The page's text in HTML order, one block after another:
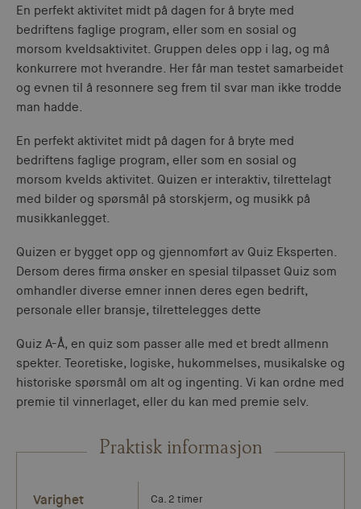
En perfekt aktivitet midt på dagen for å bryte med
bedriftens faglige program, eller som en sosial og
morsom kveldsaktivitet. Gruppen deles opp i lag, og må
konkurrere mot hverandre. Her får man testet samarbeidet
og evnen til å resonnere seg frem til svar man ikke trodde
man hadde.
En perfekt aktivitet midt på dagen for å bryte med
bedriftens faglige program, eller som en sosial og
morsom kvelds aktivitet. Quizen er interaktiv, tilrettelagt
med bilder og spørsmål på storskjerm, og musikk på
musikkanlegget.
Quizen er bygget opp og gjennomført av Quiz Eksperten.
Dersom deres firma ønsker en spesial tilpasset Quiz som
omhandler diverse emner innen deres egen bedrift,
personale eller bransje, tilrettelegges dette
Quiz A-Å, en quiz som passer alle med et bredt allmenn
spekter. Teoretiske, logiske, hukommelses, musikalske og
historiske spørsmål om alt og ingenting. Vi kan ordne med
premie til vinnerlaget, eller du kan med premie selv.
Praktisk informasjon
Varighet Ca. 2 timer